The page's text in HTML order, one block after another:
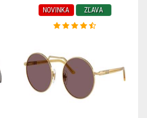
NOVINKA ZĽAVA